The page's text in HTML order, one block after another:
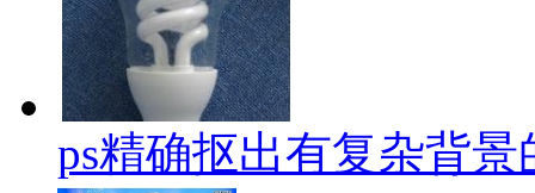
ps精确抠出有复杂背